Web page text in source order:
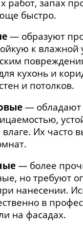
работ, запах
быстро.
— образуют
к влажной
кухонь и
и потолков.
— обладают
Их часто
— более
но требуют
нанесении.
в
на фасадах.